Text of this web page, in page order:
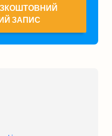
ЗАПИС